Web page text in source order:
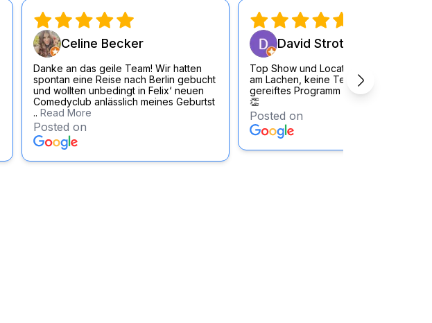
Celine Becker
Danke an das geile Team! Wir hatten
spontan eine Reise nach Berlin gebucht
und wollten unbedingt in Felix‘ neuen
Comedyclub anlässlich meines Geburtst
.. Read More
Posted on
David Strott
Top Show und Location, durchgängig
am Lachen, keine Testouts sondern
gereiftes Programm der KünstlerInnen
👏
Posted on